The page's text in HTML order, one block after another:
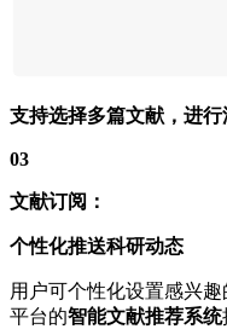
支持选择多篇文献，进行
03
文献订阅：
个性化推送科研动态
用户可个性化设置感兴
平台的智能文献推荐系统